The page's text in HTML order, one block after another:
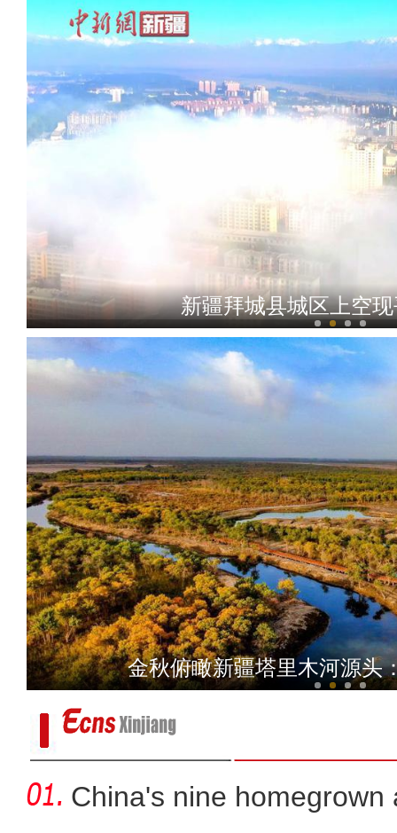
新疆拜城县城区上空
实拍新疆南部沙漠
金秋俯瞰新疆塔里木河源头
China's nine homegrown